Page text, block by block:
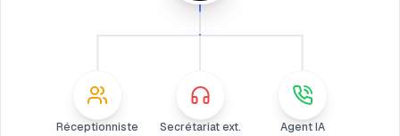
Réceptionniste Secrétariat ext. Agent IA